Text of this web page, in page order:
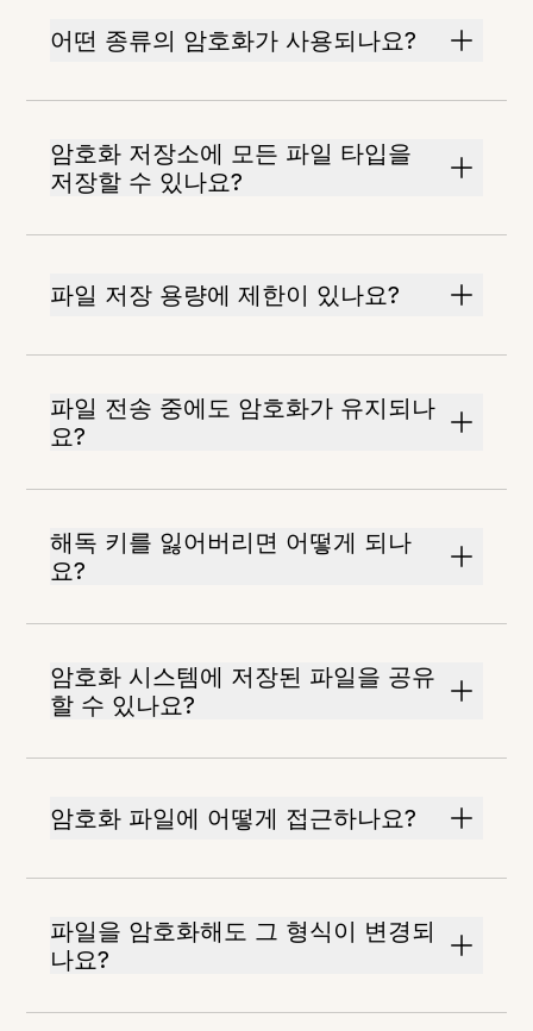
어떤 종류의 암호화가 사용되나요?
암호화 저장소에 모든 파일 타입을
저장할 수 있나요?
파일 저장 용량에 제한이 있나요?
파일 전송 중에도 암호화가 유지되나
요?
해독 키를 잃어버리면 어떻게 되나
요?
암호화 시스템에 저장된 파일을 공유
할 수 있나요?
암호화 파일에 어떻게 접근하나요?
파일을 암호화해도 그 형식이 변경되
나요?